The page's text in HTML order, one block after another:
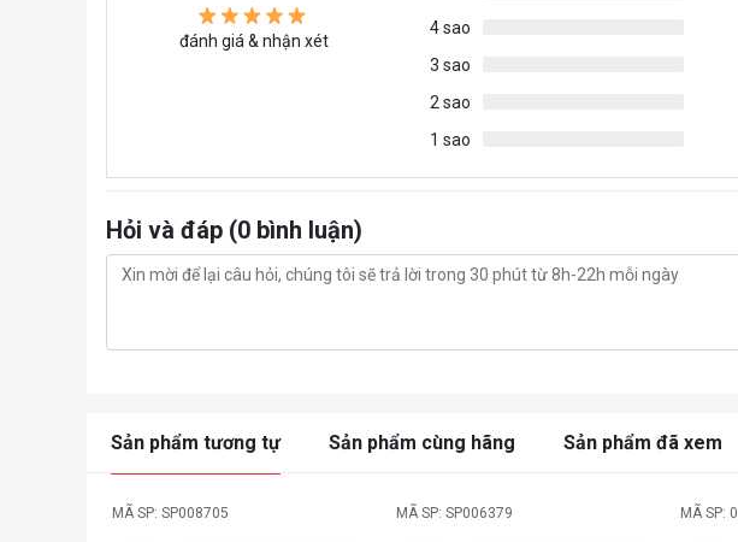
đánh giá & nhận xét
4 sao
3 sao
2 sao
1 sao
Hỏi và đáp (0 bình luận)
Sản phẩm tương tự Sản phẩm cùng hãng Sản phẩm đã xem
MÃ SP: SP008705 MÃ SP: SP006379 MÃ SP: 0